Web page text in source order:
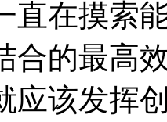
直在摸索
合的最高
应该发挥